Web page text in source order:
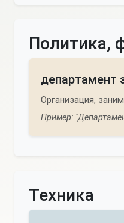
Политика,
департамент
Организация,
Пример:
Техника